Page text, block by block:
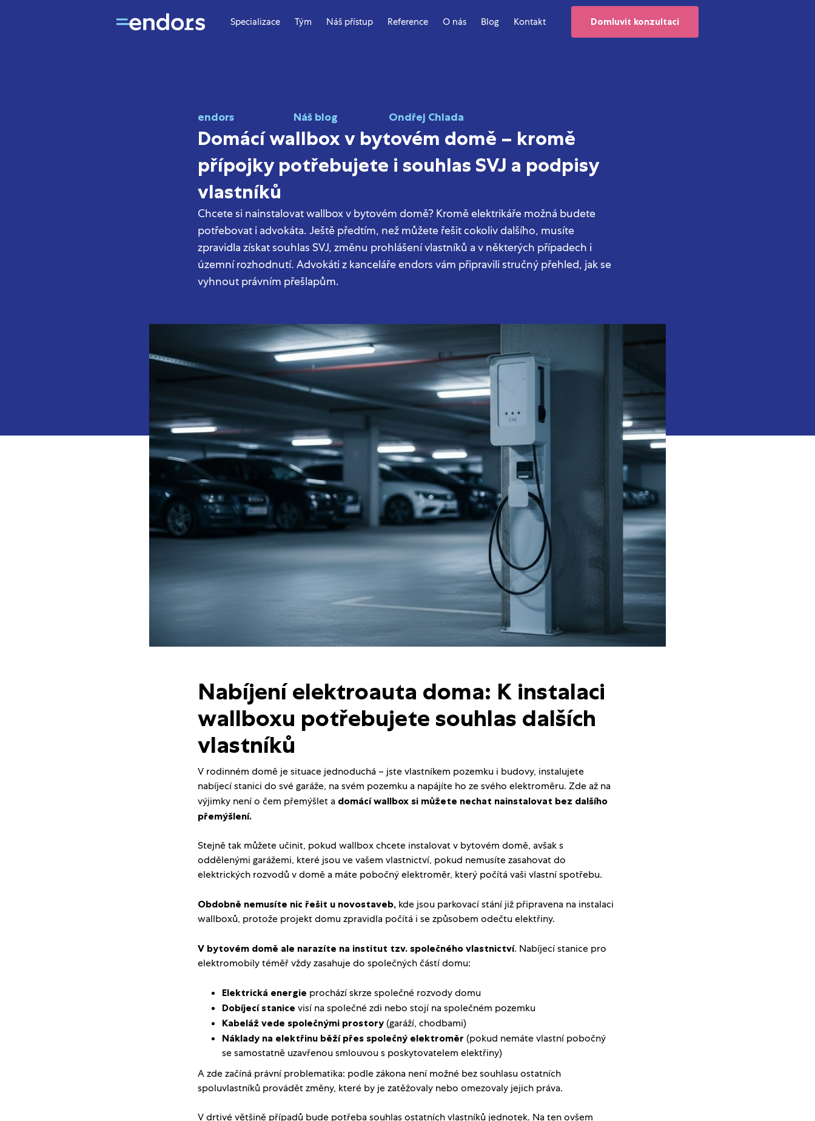
Specializace Tým Náš přístup Reference O nás Blog Kontakt Domluvit konzultaci
endors Náš blog Ondřej Chlada
Domácí wallbox v bytovém domě – kromě
přípojky potřebujete i souhlas SVJ a podpisy
vlastníků
Chcete si nainstalovat wallbox v bytovém domě? Kromě elektrikáře možná budete
potřebovat i advokáta. Ještě předtím, než můžete řešit cokoliv dalšího, musíte
zpravidla získat souhlas SVJ, změnu prohlášení vlastníků a v některých případech i
územní rozhodnutí. Advokáti z kanceláře endors vám připravili stručný přehled, jak se
vyhnout právním přešlapům.
Nabíjení elektroauta doma: K instalaci
wallboxu potřebujete souhlas dalších
vlastníků
V rodinném domě je situace jednoduchá – jste vlastníkem pozemku i budovy, instalujete
nabíjecí stanici do své garáže, na svém pozemku a napájíte ho ze svého elektroměru. Zde až na
výjimky není o čem přemýšlet a domácí wallbox si můžete nechat nainstalovat bez dalšího
přemýšlení.
Stejně tak můžete učinit, pokud wallbox chcete instalovat v bytovém domě, avšak s
oddělenými garážemi, které jsou ve vašem vlastnictví, pokud nemusíte zasahovat do
elektrických rozvodů v domě a máte pobočný elektroměr, který počítá vaši vlastní spotřebu.
Obdobně nemusíte nic řešit u novostaveb, kde jsou parkovací stání již připravena na instalaci
wallboxů, protože projekt domu zpravidla počítá i se způsobem odečtu elektřiny.
V bytovém domě ale narazíte na institut tzv. společného vlastnictví. Nabíjecí stanice pro
elektromobily téměř vždy zasahuje do společných částí domu:
Elektrická energie prochází skrze společné rozvody domu
Dobíjecí stanice visí na společné zdi nebo stojí na společném pozemku
Kabeláž vede společnými prostory (garáží, chodbami)
Náklady na elektřinu běží přes společný elektroměr (pokud nemáte vlastní pobočný
se samostatně uzavřenou smlouvou s poskytovatelem elektřiny)
A zde začíná právní problematika: podle zákona není možné bez souhlasu ostatních
spoluvlastníků provádět změny, které by je zatěžovaly nebo omezovaly jejich práva.
V drtivé většině případů bude potřeba souhlas ostatních vlastníků jednotek. Na ten ovšem